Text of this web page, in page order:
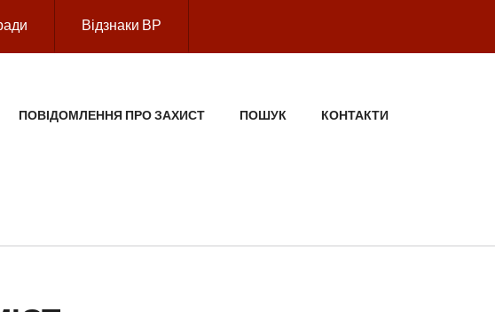
Відзнаки ВР
ПОВІДОМЛЕННЯ ПРО ЗАХИСТ ПОШУК КОНТАКТИ